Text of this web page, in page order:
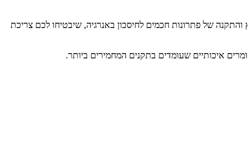
של פתרונות חכמים לחיסכון באנרגיה, שיבטיחו לכם צריכת
איכותיים שעומדים בתקנים המחמירים ביותר.